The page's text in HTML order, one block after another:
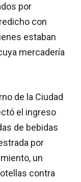
por
con
estaban
mercadería
de la Ciudad
el ingreso
de bebidas
por
un
contra